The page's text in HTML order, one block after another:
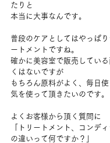
たりと
本当に大事なんです。
普段のケアとしてはやっぱ
ートメントですね。
確かに美容室で販売してい
くはないですが
もちろん原料がよく、毎日
気を使って頂きたいのです。
よくお客様から頂く質問に
「トリートメント、コンデ
の違いって何ですか？」